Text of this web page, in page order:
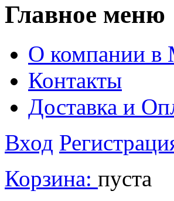
Главное меню
О компании в
Контакты
Доставка и
Вход
Корзина: пуста